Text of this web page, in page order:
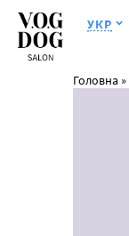
УКР
Головна »